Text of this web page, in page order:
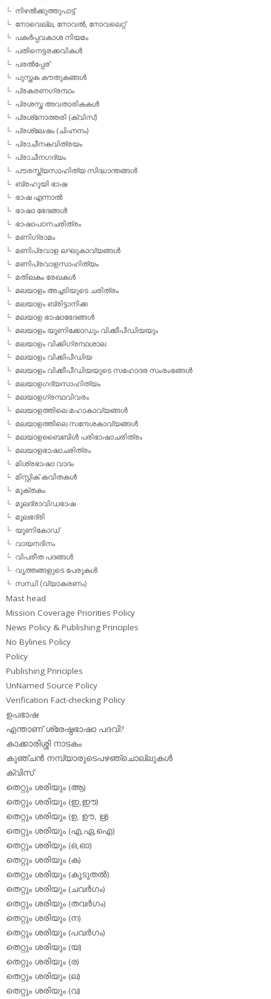
നിഴല്‍ക്കുത്തുപാട്ട്
നോവെല്ല, നോവല്‍, നോവലെറ്റ്
പകര്‍പ്പവകാശ നിയമം
പതിനെട്ടരക്കവികള്‍
പരല്‍പ്പേര്
പുസ്തക കൗതുകങ്ങള്‍
പ്രകരണഗ്രന്ഥം
പ്രശസ്ത അവതാരികകള്‍
പ്രശ്‌നോത്തരി (ക്വിസ്)
പ്രശ്ലേഷം (ചിഹ്നനം)
പ്രാചീനകവിത്രയം
പ്രാചീനഗദ്യം
പൗരസ്ത്യസാഹിത്യ സിദ്ധാന്തങ്ങള്‍
ബ്രഹൂയി ഭാഷ
ഭാഷ എന്നാല്‍
ഭാഷാ ഭേദങ്ങള്‍
ഭാഷാപഠനചരിത്രം
മണിഗ്രാമം
മണിപ്രവാള ലഘുകാവ്യങ്ങള്‍
മണിപ്രവാളസാഹിത്യം
മതിലകം രേഖകള്‍
മലയാളം അച്ചടിയുടെ ചരിത്രം
മലയാളം ബ്രിട്ടാനിക്ക
മലയാള ഭാഷാഭേദങ്ങള്‍
മലയാളം യൂണിക്കോഡും വിക്കീപീഡിയയും
മലയാളം വിക്കിഗ്രന്ഥശാല
മലയാളം വിക്കിപീഡിയ
മലയാളം വിക്കീപീഡിയയുടെ സഹോദര സംരംഭങ്ങള്‍
മലയാളഗദ്യസാഹിത്യം
മലയാളഗ്രന്ഥവിവരം
മലയാളത്തിലെ മഹാകാവ്യങ്ങള്‍
മലയാളത്തിലെ സന്ദേശകാവ്യങ്ങള്‍
മലയാളബൈബിള്‍ പരിഭാഷാചരിത്രം
മലയാളഭാഷാചരിത്രം
മിശ്രഭാഷാ വാദം
മിസ്റ്റിക് കവിതകള്‍
മുക്തകം
മൂലദ്രാവിഡഭാഷ
മൂലഭദ്രി
യൂണികോഡ്
വായനദിനം
വിപരീത പദങ്ങള്‍
വൃത്തങ്ങളുടെ പേരുകള്‍
സന്ധി (വ്യാകരണം)
Mast head
Mission Coverage Priorities Policy
News Policy & Publishing Principles
No Bylines Policy
Policy
Publishing Principles
UnNamed Source Policy
Verification Fact-checking Policy
ഉപഭാഷ
എന്താണ് ശ്രേഷ്ഠഭാഷാ പദവി?
കാക്കാരിശ്ശി നാടകം
കുഞ്ചന്‍ നമ്പ്യാരുടെപഴഞ്ചൊല്ലുകള്‍
ക്വിസ്
തെറ്റും ശരിയും (ആ)
തെറ്റും ശരിയും (ഇ,ഈ)
തെറ്റും ശരിയും (ഉ, ഊ, ഋ)
തെറ്റും ശരിയും (എ,ഏ,ഐ)
തെറ്റും ശരിയും (ഒ,ഓ)
തെറ്റും ശരിയും (ക)
തെറ്റും ശരിയും (കൂടുതല്‍)
തെറ്റും ശരിയും (ചവര്‍ഗം)
തെറ്റും ശരിയും (തവര്‍ഗം)
തെറ്റും ശരിയും (ന)
തെറ്റും ശരിയും (പവര്‍ഗം)
തെറ്റും ശരിയും (യ)
തെറ്റും ശരിയും (ര)
തെറ്റും ശരിയും (ല)
തെറ്റും ശരിയും (വ)